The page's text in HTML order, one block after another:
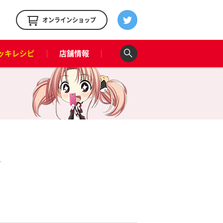
オンラインショップ
キレシピ 店舗情報